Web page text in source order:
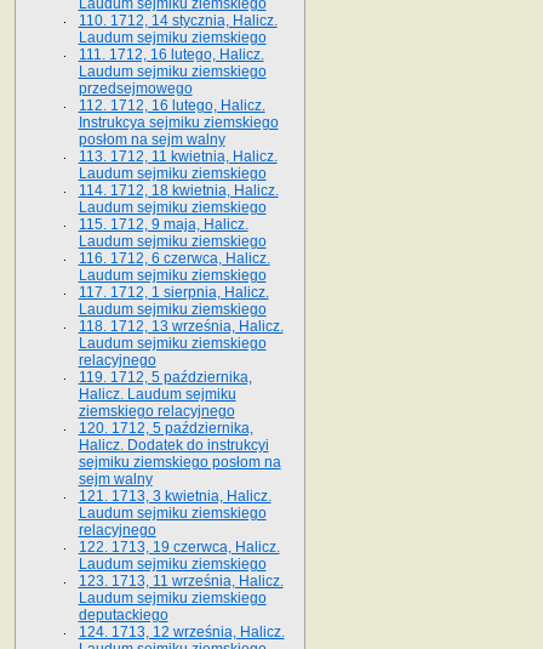
Laudum sejmiku ziemskiego
110. 1712, 14 stycznia, Halicz.
Laudum sejmiku ziemskiego
111. 1712, 16 lutego, Halicz.
Laudum sejmiku ziemskiego
przedsejmowego
112. 1712, 16 lutego, Halicz.
Instrukcya sejmiku ziemskiego
posłom na sejm walny
113. 1712, 11 kwietnia, Halicz.
Laudum sejmiku ziemskiego
114. 1712, 18 kwietnia, Halicz.
Laudum sejmiku ziemskiego
115. 1712, 9 maja, Halicz.
Laudum sejmiku ziemskiego
116. 1712, 6 czerwca, Halicz.
Laudum sejmiku ziemskiego
117. 1712, 1 sierpnia, Halicz.
Laudum sejmiku ziemskiego
118. 1712, 13 września, Halicz.
Laudum sejmiku ziemskiego
relacyjnego
119. 1712, 5 października,
Halicz. Laudum sejmiku
ziemskiego relacyjnego
120. 1712, 5 października,
Halicz. Dodatek do instrukcyi
sejmiku ziemskiego posłom na
sejm walny
121. 1713, 3 kwietnia, Halicz.
Laudum sejmiku ziemskiego
relacyjnego
122. 1713, 19 czerwca, Halicz.
Laudum sejmiku ziemskiego
123. 1713, 11 września, Halicz.
Laudum sejmiku ziemskiego
deputackiego
124. 1713, 12 września, Halicz.